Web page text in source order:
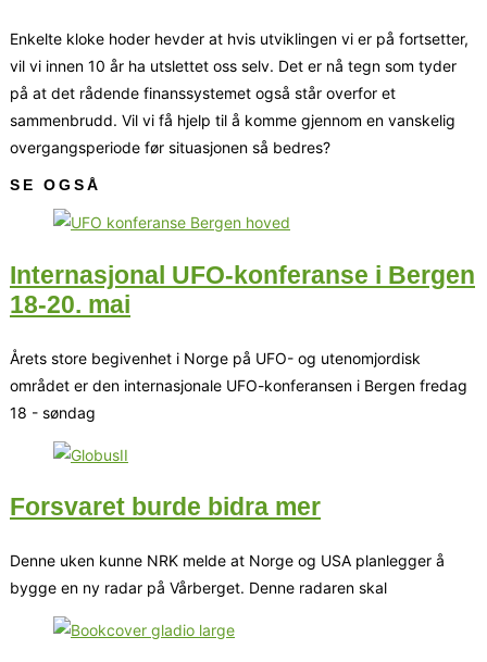
Enkelte kloke hoder hevder at hvis utviklingen vi er på fortsetter,
vil vi innen 10 år ha utslettet oss selv. Det er nå tegn som tyder
på at det rådende finanssystemet også står overfor et
sammenbrudd. Vil vi få hjelp til å komme gjennom en vanskelig
overgangsperiode før situasjonen så bedres?
SE OGSÅ
Internasjonal UFO-konferanse i Bergen
18-20. mai
Årets store begivenhet i Norge på UFO- og utenomjordisk
området er den internasjonale UFO-konferansen i Bergen fredag
18 - søndag
Forsvaret burde bidra mer
Denne uken kunne NRK melde at Norge og USA planlegger å
bygge en ny radar på Vårberget. Denne radaren skal